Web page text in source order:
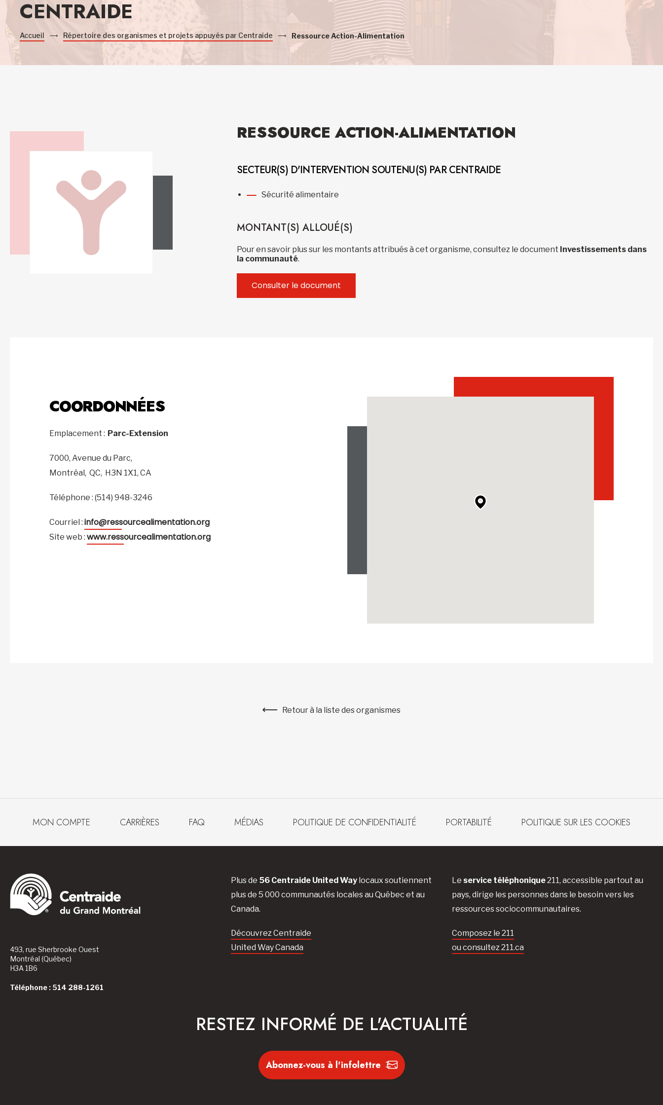
CENTRAIDE
Accueil Répertoire des organismes et projets appuyés par Centraide Ressource Action-Alimentation
RESSOURCE ACTION-ALIMENTATION
SECTEUR(S) D'INTERVENTION SOUTENU(S) PAR CENTRAIDE
Sécurité alimentaire
MONTANT(S) ALLOUÉ(S)
Pour en savoir plus sur les montants attribués à cet organisme, consultez le document Investissements dans
la communauté.
Consulter le document
COORDONNÉES
Emplacement : Parc-Extension
7000, Avenue du Parc,
Montréal, QC, H3N 1X1, CA
Téléphone : (514) 948-3246
Courriel : info@ressourcealimentation.org
Site web : www.ressourcealimentation.org
Retour à la liste des organismes
MON COMPTE CARRIÈRES FAQ MÉDIAS POLITIQUE DE CONFIDENTIALITÉ PORTABILITÉ POLITIQUE SUR LES COOKIES
493, rue Sherbrooke Ouest
Montréal (Québec)
H3A 1B6
Téléphone : 514 288-1261
Plus de 56 Centraide United Waylocaux soutiennent
plus de 5 000 communautés locales au Québec et au
Canada.
Découvrez Centraide
United Way Canada
Le service téléphonique211, accessible partout au
pays, dirige les personnes dans le besoin vers les
ressources sociocommunautaires.
Composez le 211
ou consultez 211.ca
RESTEZ INFORMÉ DE L'ACTUALITÉ
Abonnez-vous à l'infolettre